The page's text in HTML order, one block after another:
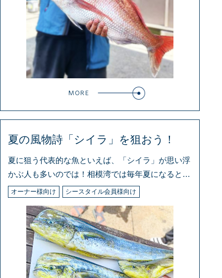
MORE
夏の風物詩「シイラ」を狙おう！
夏に狙う代表的な魚といえば、「シイラ」が思い浮
かぶ人も多いのでは！相模湾では毎年夏になると、
強オーナー様向け シースタイル会員様向け